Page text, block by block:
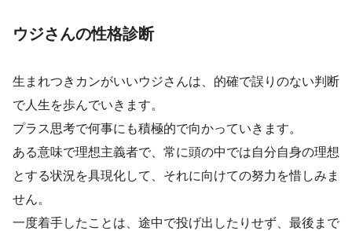
ウジさんの性格診断
生まれつきカンがいいウジさんは、的確で誤りのない判断
で人生を歩んでいきます。
プラス思考で何事にも積極的で向かっていきます。
ある意味で理想主義者で、常に頭の中では自分自身の理想
とする状況を具現化して、それに向けての努力を惜しみま
せん。
一度着手したことは、途中で投げ出したりせず、最後まで